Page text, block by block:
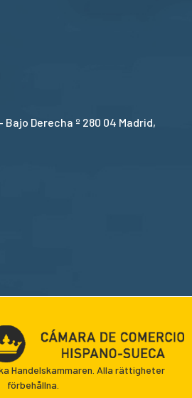
Bajo Derecha º 280 04 Madrid,
Handelskammaren. Alla rättigheter
förbehållna.